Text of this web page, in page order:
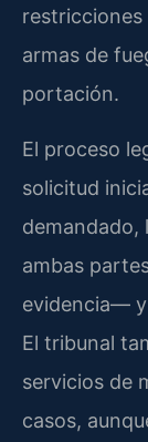
armas de
portación.
El proceso
solicitud
demandado,
ambas
evidencia—
El tribunal
servicios de
casos,